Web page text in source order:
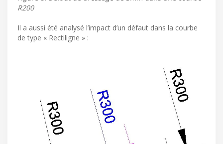
R200
Il a aussi été analysé l’impact d’un défaut dans la courbe
de type « Rectiligne » :